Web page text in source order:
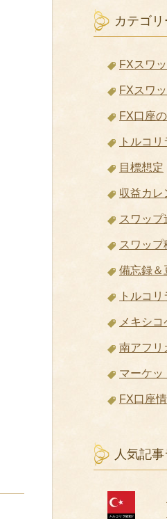
カテゴリ
FXスワ
FXスワ
FX口座
トルコ
目標想定
収益カレ
スワップ
スワップ
備忘録＆
トルコリ
メキシコ
南アフリ
マーケッ
FX口座
人気記